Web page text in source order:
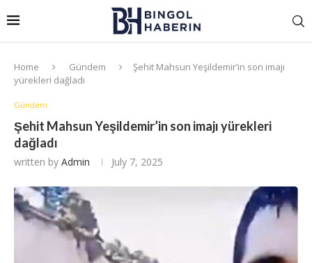
Home Gündem
Şehit Mahsun Yeşildemir’in son imajı
yürekleri dağladı
Gündem
Şehit Mahsun Yeşildemir’in son imajı yürekleri
dağladı
written by Admin July 7, 2025